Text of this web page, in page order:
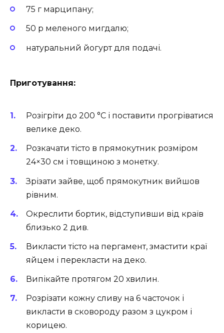
75 г марципану;
50 р меленого мигдалю;
натуральний йогурт для подачі.
Приготування:
Розігріти до 200 °C і поставити прогріватися
велике деко.
Розкачати тісто в прямокутник розміром
24×30 см і товщиною з монетку.
Зрізати зайве, щоб прямокутник вийшов
рівним.
Окреслити бортик, відступивши від країв
близько 2 див.
Викласти тісто на пергамент, змастити краї
яйцем і перекласти на деко.
Випікайте протягом 20 хвилин.
Розрізати кожну сливу на 6 часточок і
викласти в сковороду разом з цукром і
корицею.